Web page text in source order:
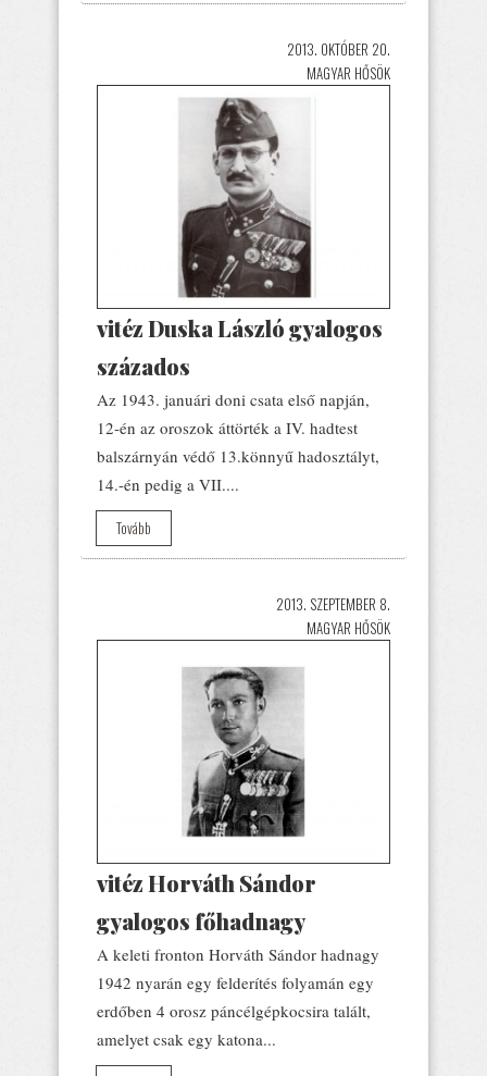
2013. OKTÓBER 20.
MAGYAR HŐSÖK
vitéz Duska László gyalogos
százados
Az 1943. januári doni csata első napján,
12-én az oroszok áttörték a IV. hadtest
balszárnyán védő 13.könnyű hadosztályt,
14.-én pedig a VII....
Tovább
2013. SZEPTEMBER 8.
MAGYAR HŐSÖK
vitéz Horváth Sándor
gyalogos főhadnagy
A keleti fronton Horváth Sándor hadnagy
1942 nyarán egy felderítés folyamán egy
erdőben 4 orosz páncélgépkocsira talált,
amelyet csak egy katona...